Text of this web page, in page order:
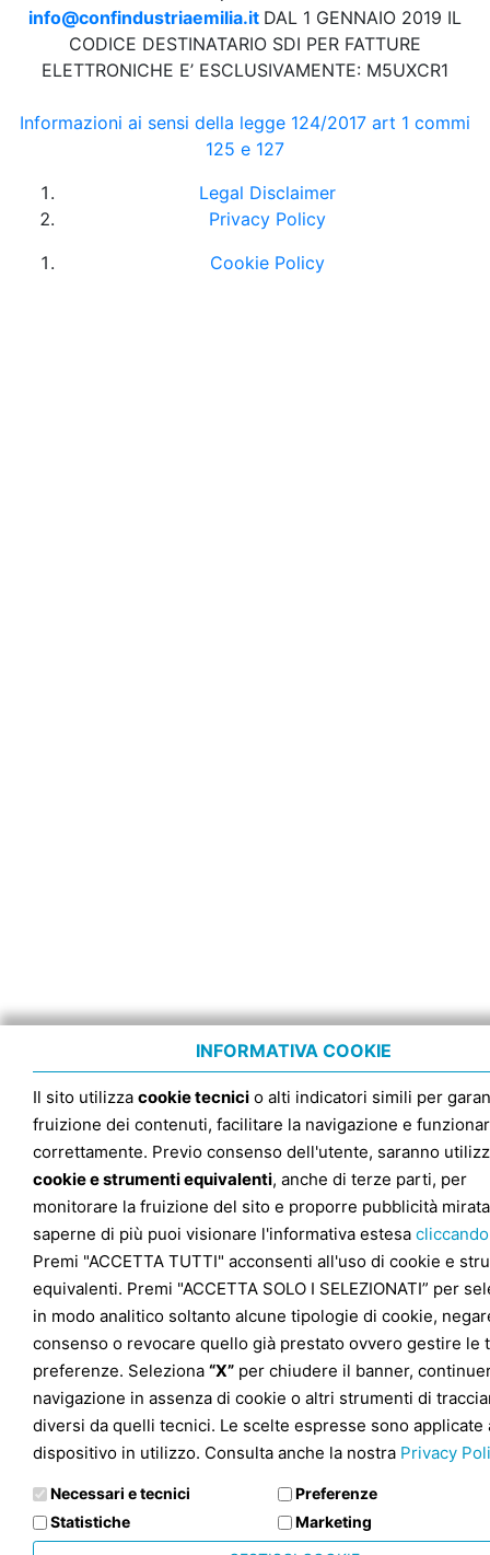
info@confindustriaemilia.it DAL 1 GENNAIO 2019 IL
CODICE DESTINATARIO SDI PER FATTURE
ELETTRONICHE E’ ESCLUSIVAMENTE: M5UXCR1
Informazioni ai sensi della legge 124/2017 art 1 commi
125 e 127
Legal Disclaimer
Privacy Policy
Cookie Policy
INFORMATIVA COOKIE
Il sito utilizza cookie tecnici o alti indicatori simili per
fruizione dei contenuti, facilitare la navigazione e
correttamente. Previo consenso dell'utente, saranno
cookie e strumenti equivalenti, anche di terze parti, per
monitorare la fruizione del sito e proporre pubblicità
saperne di più puoi visionare l'informativa estesa
Premi "ACCETTA TUTTI" acconsenti all'uso di cookie e
equivalenti. Premi "ACCETTA SOLO I SELEZIONATI” per
in modo analitico soltanto alcune tipologie di cookie,
consenso o revocare quello già prestato ovvero gestire le
preferenze. Seleziona “X” per chiudere il banner,
navigazione in assenza di cookie o altri strumenti di
diversi da quelli tecnici. Le scelte espresse sono applicate
dispositivo in utilizzo. Consulta anche la nostra Privacy
Necessari e tecnici
Preferenze
Statistiche
Marketing